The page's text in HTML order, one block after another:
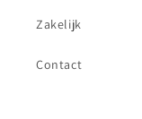
Zakelijk
Contact